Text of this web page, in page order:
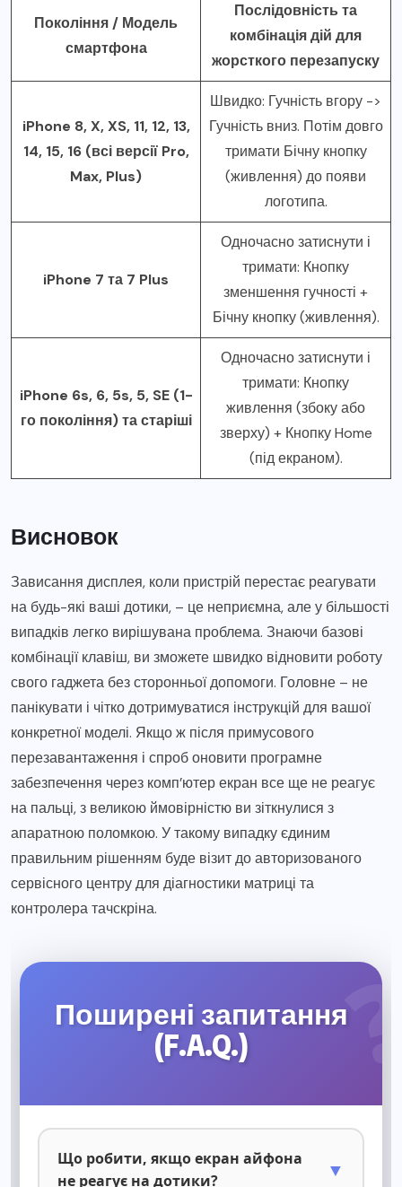
Покоління / Модель
смартфона
Послідовність та
комбінація дій для
жорсткого перезапуску
iPhone 8, X, XS, 11, 12, 13,
14, 15, 16 (всі версії Pro,
Max, Plus)
Швидко: Гучність вгору ->
Гучність вниз. Потім довго
тримати Бічну кнопку
(живлення) до появи
логотипа.
iPhone 7 та 7 Plus
Одночасно затиснути і
тримати: Кнопку
зменшення гучності +
Бічну кнопку (живлення).
iPhone 6s, 6, 5s, 5, SE (1-
го покоління) та старіші
Одночасно затиснути і
тримати: Кнопку
живлення (збоку або
зверху) + Кнопку Home
(під екраном).
Висновок
Зависання дисплея, коли пристрій перестає реагувати
на будь-які ваші дотики, – це неприємна, але у більшості
випадків легко вирішувана проблема. Знаючи базові
комбінації клавіш, ви зможете швидко відновити роботу
свого гаджета без сторонньої допомоги. Головне – не
панікувати і чітко дотримуватися інструкцій для вашої
конкретної моделі. Якщо ж після примусового
перезавантаження і спроб оновити програмне
забезпечення через комп’ютер екран все ще не реагує
на пальці, з великою ймовірністю ви зіткнулися з
апаратною поломкою. У такому випадку єдиним
правильним рішенням буде візит до авторизованого
сервісного центру для діагностики матриці та
контролера тачскріна.
Поширені запитання
(F.A.Q.)
Що робити, якщо екран айфона
не реагує на дотики?
▼